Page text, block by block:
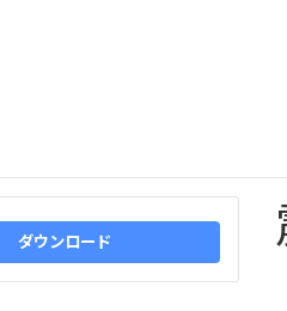
ダウンロード